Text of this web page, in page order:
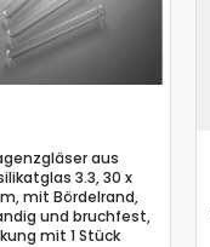
aus
3.3, 30 x
mit Bördelrand,
und bruchfest,
mit 1 Stück